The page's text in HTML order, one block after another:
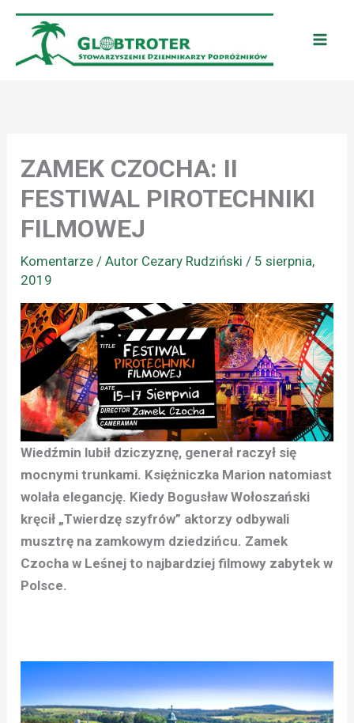
Przejdź
treści
ZAMEK CZOCHA: II
FESTIWAL PIROTECHNIKI
FILMOWEJ
Komentarze / Autor Cezary Rudziński/ 5 sierpnia,
2019
Wiedźmin lubił dziczyznę, generał raczył się
mocnymi trunkami. Księżniczka Marion natomiast
wolała elegancję. Kiedy Bogusław Wołoszański
kręcił „Twierdzę szyfrów” aktorzy odbywali
musztrę na zamkowym dziedzińcu. Zamek
Czocha w Leśnej to najbardziej filmowy zabytek w
Polsce.